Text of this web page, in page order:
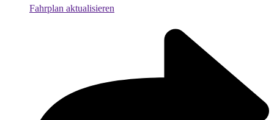
Fahrplan aktualisieren